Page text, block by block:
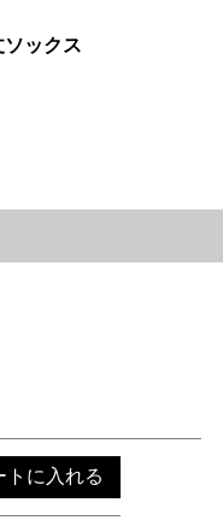
ックス
トに入れる